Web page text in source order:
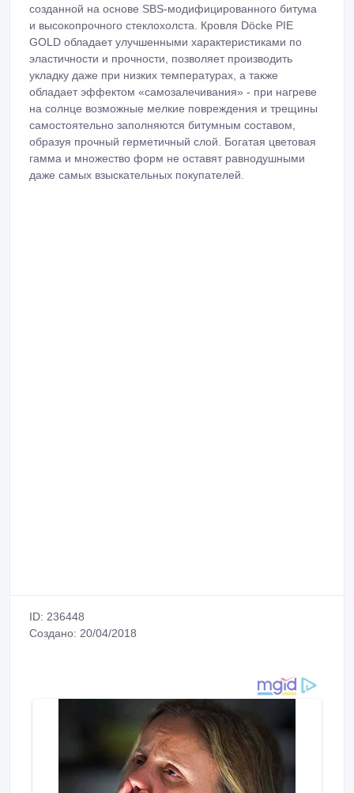
созданной на основе SBS-модифицированного битума
и высокопрочного стеклохолста. Кровля Döcke PIE
GOLD обладает улучшенными характеристиками по
эластичности и прочности, позволяет производить
укладку даже при низких температурах, а также
обладает эффектом «самозалечивания» - при нагреве
на солнце возможные мелкие повреждения и трещины
самостоятельно заполняются битумным составом,
образуя прочный герметичный слой. Богатая цветовая
гамма и множество форм не оставят равнодушными
даже самых взыскательных покупателей.
ID: 236448
Создано: 20/04/2018